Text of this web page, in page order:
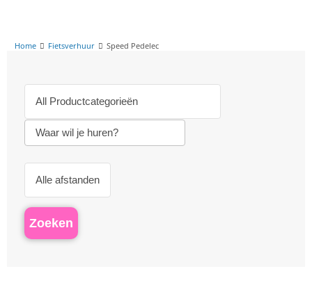
Home Fietsverhuur Speed Pedelec